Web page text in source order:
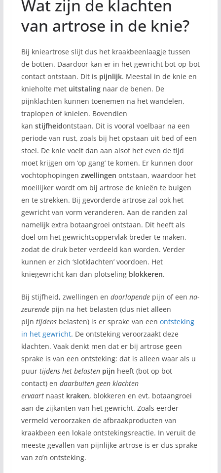
Wat zijn de klachten
van artrose in de knie?
Bij knieartrose slijt dus het kraakbeenlaagje tussen
de botten. Daardoor kan er in het gewricht bot-op-bot
contact ontstaan. Dit is pijnlijk. Meestal in de knie en
knieholte met uitstalingnaar de benen. De
pijnklachten kunnen toenemen na het wandelen,
traplopen of knielen. Bovendien
kan stijfheidontstaan. Dit is vooral voelbaar na een
periode van rust, zoals bij het opstaan uit bed of een
stoel. De knie voelt dan aan alsof het even de tijd
moet krijgen om ‘op gang’ te komen. Er kunnen door
vochtophopingen zwellingen ontstaan, waardoor het
moeilijker wordt om bij artrose de knieën te buigen
en te strekken. Bij gevorderde artrose zal ook het
gewricht van vorm veranderen. Aan de randen zal
namelijk extra botaangroei ontstaan. Dit heeft als
doel om het gewrichtsoppervlak breder te maken,
zodat de druk beter verdeeld kan worden. Verder
kunnen er zich ‘slotklachten’ voordoen. Het
kniegewricht kan dan plotseling blokkeren.
Bij stijfheid, zwellingen en doorlopendepijn of een na-
zeurendepijn na het belasten (dus niet alleen
pijn tijdensbelasten) is er sprake van een ontsteking
in het gewricht. De ontsteking veroorzaakt deze
klachten. Vaak denkt men dat er bij artrose geen
sprake is van een ontsteking: dat is alleen waar als u
puur tijdens het belasten pijn heeft (bot op bot
contact) en daarbuiten geen klachten
ervaartnaast kraken, blokkeren en evt. botaangroei
aan de zijkanten van het gewricht. Zoals eerder
vermeld veroorzaken de afbraakproducten van
kraakbeen een lokale ontstekingsreactie. In veruit de
meeste gevallen van pijnlijke artrose is er dus sprake
van zo’n ontsteking.